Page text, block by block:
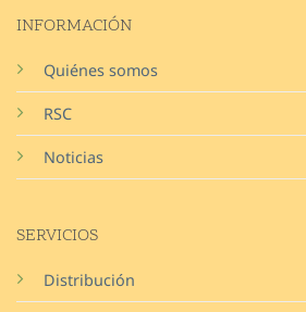
INFORMACIÓN
Quiénes somos
RSC
Noticias
SERVICIOS
Distribución